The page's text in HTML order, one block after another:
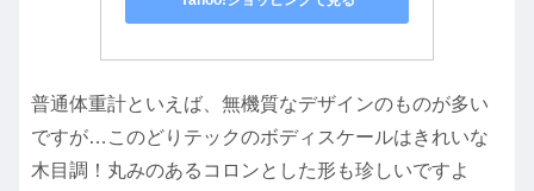
普通体重計といえば、無機質なデザインのものが多い
ですが…このどりテックのボディスケールはきれいな
木目調！丸みのあるコロンとした形も珍しいですよ